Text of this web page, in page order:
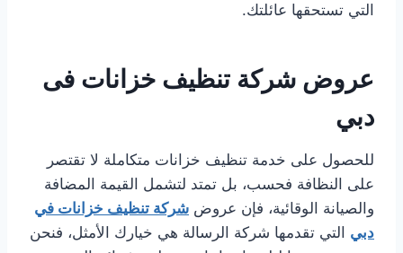
التي تستحقها عائلتك.
عروض شركة تنظيف خزانات فى
دبي
للحصول على خدمة تنظيف خزانات متكاملة لا تقتصر
على النظافة فحسب، بل تمتد لتشمل القيمة المضافة
والصيانة الوقائية، فإن عروض شركة تنظيف خزانات في
دبي التي تقدمها شركة الرسالة هي خيارك الأمثل، فنحن